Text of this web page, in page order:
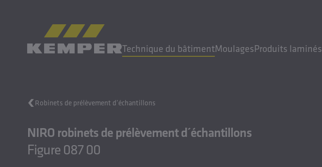
Technique du bâtimentMoulagesProduits laminés
MENU
Moulages
Produits laminés
Entreprise
FR| CH sélecteur de langue
Robinets de prélèvement d’échantillons
NIRO robinets de prélèvement d´échantillons
Figure 087 00